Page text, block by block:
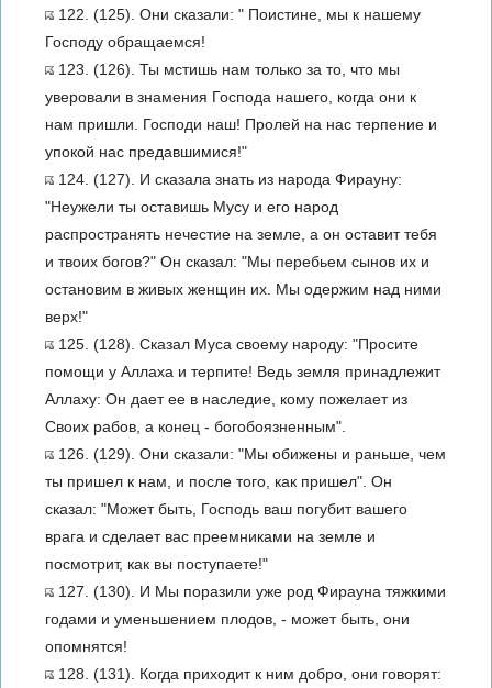
122. (125). Они сказали: " Поистине, мы к нашему
Господу обращаемся!
123. (126). Ты мстишь нам только за то, что мы
уверовали в знамения Господа нашего, когда они к
нам пришли. Господи наш! Пролей на нас терпение и
упокой нас предавшимися!"
124. (127). И сказала знать из народа Фирауну:
"Неужели ты оставишь Мусу и его народ
распространять нечестие на земле, а он оставит тебя
и твоих богов?" Он сказал: "Мы перебьем сынов их и
остановим в живых женщин их. Мы одержим над ними
верх!"
125. (128). Сказал Муса своему народу: "Просите
помощи у Аллаха и терпите! Ведь земля принадлежит
Аллаху: Он дает ее в наследие, кому пожелает из
Своих рабов, а конец - богобоязненным".
126. (129). Они сказали: "Мы обижены и раньше, чем
ты пришел к нам, и после того, как пришел". Он
сказал: "Может быть, Господь ваш погубит вашего
врага и сделает вас преемниками на земле и
посмотрит, как вы поступаете!"
127. (130). И Мы поразили уже род Фирауна тяжкими
годами и уменьшением плодов, - может быть, они
опомнятся!
128. (131). Когда приходит к ним добро, они говорят: